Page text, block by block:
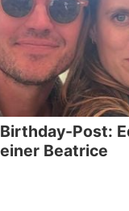
Post:
Beatrice